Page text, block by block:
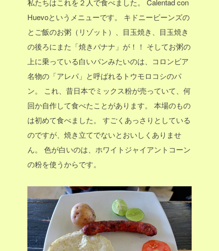
私たちはこれを２人で食べました。
Calentad con
Huevoというメニューです。
キドニービーンズの
とご飯のお粥（リゾット）、目玉焼き、目玉焼き
の後ろにまた「焼きバナナ」が！！ そしてお粥の
上に乗っている白いパンみたいのは、コロンビア
名物の「アレパ」と呼ばれるトウモロコシのパ
ン。
これ、昔日本でミックス粉が売っていて、何
回か自作して食べたことがあります。
本場のもの
は初めて食べました。
すごくあっさりとしている
のですが、焼き立てでないとおいしくありませ
ん。
色が白いのは、ホワイトジャイアントコーン
の粉を使うからです。